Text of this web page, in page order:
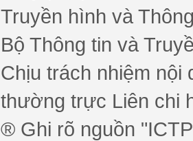
Truyền hình và
Bộ Thông tin và
Chịu trách nhiệm nội
thường trực Liên chi
® Ghi rõ nguồn